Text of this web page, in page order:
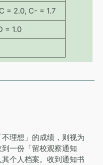
= 2.0, C- = 1.7
= 1.0
理想」的成绩，则视为
一份「留校观察通知
个人档案。收到通知书